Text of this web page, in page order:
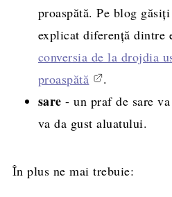
proaspătă. Pe blog
explicat diferență dintre
conversia de la drojdia
proaspătă
.
sare- un praf de sare
va da gust aluatului.
În plus ne mai trebuie: